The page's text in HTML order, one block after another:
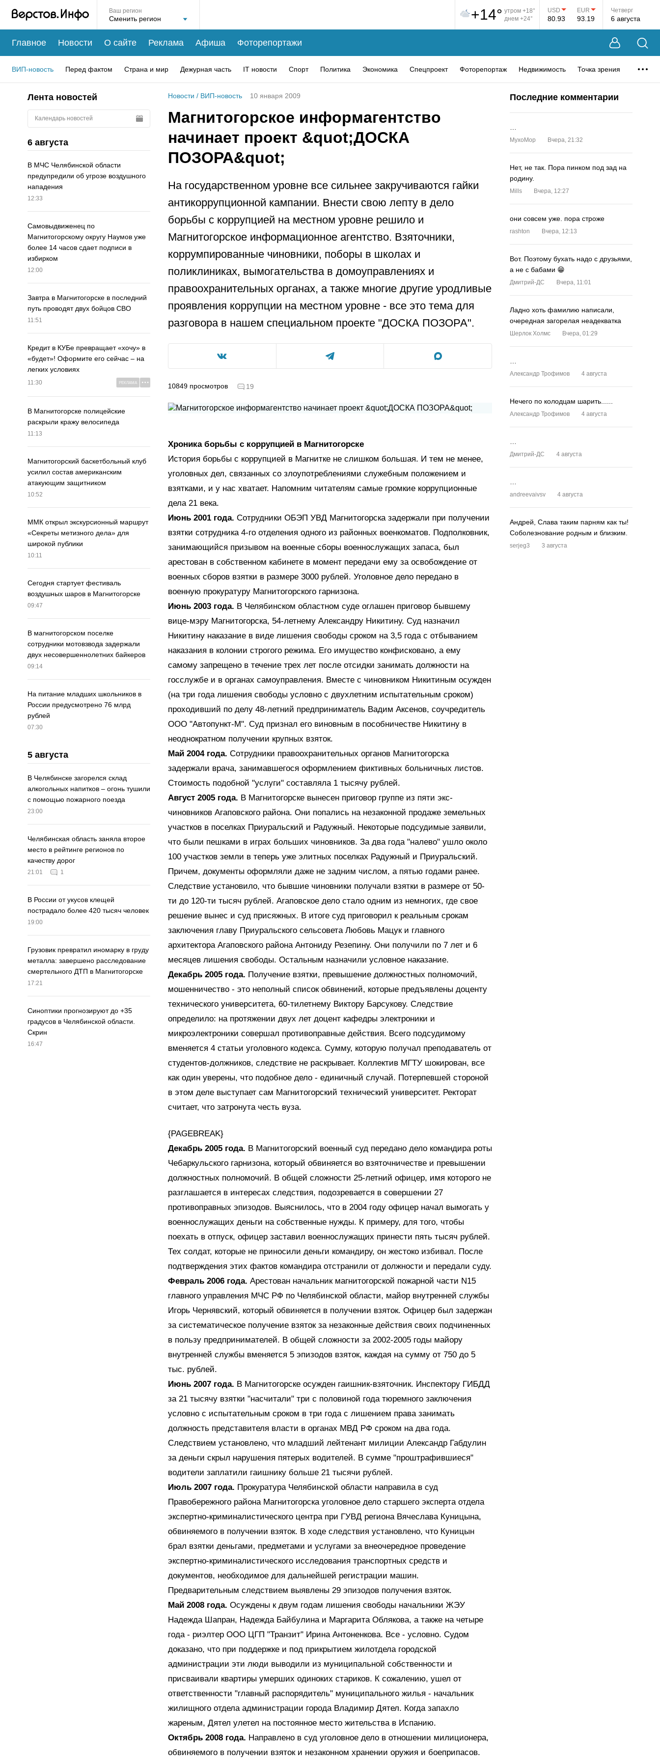
Ваш регион +14° утром +18°
днем +24°
USD
80.93
EUR
93.19
Четверг
6 августа
Главное Новости О сайте Реклама Афиша Фоторепортажи
ВИП-новость Перед фактом Страна и мир Дежурная часть IT новости Спорт Политика Экономика Спецпроект Фоторепортаж Недвижимость Точка зрения
Лента новостей
Календарь новостей
6 августа
В МЧС Челябинской области
предупредили об угрозе воздушного
нападения
12:33
Самовыдвиженец по
Магнитогорскому округу Наумов уже
более 14 часов сдает подписи в
избирком
12:00
Завтра в Магнитогорске в последний
путь проводят двух бойцов СВО
11:51
Кредит в КУБе превращает «хочу» в
«будет»! Оформите его сейчас – на
легких условиях
11:30 РЕКЛАМА
В Магнитогорске полицейские
раскрыли кражу велосипеда
11:13
Магнитогорский баскетбольный клуб
усилил состав американским
атакующим защитником
10:52
ММК открыл экскурсионный маршрут
«Секреты метизного дела» для
широкой публики
10:11
Сегодня стартует фестиваль
воздушных шаров в Магнитогорске
09:47
В магнитогорском поселке
сотрудники мотовзвода задержали
двух несовершеннолетних байкеров
09:14
На питание младших школьников в
России предусмотрено 76 млрд
рублей
07:30
5 августа
В Челябинске загорелся склад
алкогольных напитков – огонь тушили
с помощью пожарного поезда
23:00
Челябинская область заняла второе
место в рейтинге регионов по
качеству дорог
21:01 1
В России от укусов клещей
пострадало более 420 тысяч человек
19:00
Грузовик превратил иномарку в груду
металла: завершено расследование
смертельного ДТП в Магнитогорске
17:21
Синоптики прогнозируют до +35
градусов в Челябинской области.
Скрин
16:47
Новости / ВИП-новость 10 января 2009
Магнитогорское информагентство
начинает проект &quot;ДОСКА
ПОЗОРА&quot;
На государственном уровне все сильнее закручиваются гайки
антикоррупционной кампании. Внести свою лепту в дело
борьбы с коррупцией на местном уровне решило и
Магнитогорское информационное агентство. Взяточники,
коррумпированные чиновники, поборы в школах и
поликлиниках, вымогательства в домоуправлениях и
правоохранительных органах, а также многие другие уродливые
проявления коррупции на местном уровне - все это тема для
разговора в нашем специальном проекте "ДОСКА ПОЗОРА".
10849 просмотров 19
Хроника борьбы с коррупцией в Магнитогорске
История борьбы с коррупцией в Магнитке не слишком большая. И тем не менее,
уголовных дел, связанных со злоупотреблениями служебным положением и
взятками, и у нас хватает. Напомним читателям самые громкие коррупционные
дела 21 века.
Июнь 2001 года. Сотрудники ОБЭП УВД Магнитогорска задержали при получении
взятки сотрудника 4-го отделения одного из районных военкоматов. Подполковник,
занимающийся призывом на военные сборы военнослужащих запаса, был
арестован в собственном кабинете в момент передачи ему за освобождение от
военных сборов взятки в размере 3000 рублей. Уголовное дело передано в
военную прокуратуру Магнитогорского гарнизона.
Июнь 2003 года. В Челябинском областном суде оглашен приговор бывшему
вице-мэру Магнитогорска, 54-летнему Александру Никитину. Суд назначил
Никитину наказание в виде лишения свободы сроком на 3,5 года с отбыванием
наказания в колонии строгого режима. Его имущество конфисковано, а ему
самому запрещено в течение трех лет после отсидки занимать должности на
госслужбе и в органах самоуправления. Вместе с чиновником Никитиным осужден
(на три года лишения свободы условно с двухлетним испытательным сроком)
проходивший по делу 48-летний предприниматель Вадим Аксенов, соучредитель
ООО "Автопункт-М". Суд признал его виновным в пособничестве Никитину в
неоднократном получении крупных взяток.
Май 2004 года. Сотрудники правоохранительных органов Магнитогорска
задержали врача, занимавшегося оформлением фиктивных больничных листов.
Стоимость подобной "услуги" составляла 1 тысячу рублей.
Август 2005 года. В Магнитогорске вынесен приговор группе из пяти экс-
чиновников Агаповского района. Они попались на незаконной продаже земельных
участков в поселках Приуральский и Радужный. Некоторые подсудимые заявили,
что были пешками в играх больших чиновников. За два года "налево" ушло около
100 участков земли в теперь уже элитных поселках Радужный и Приуральский.
Причем, документы оформляли даже не задним числом, а пятью годами ранее.
Следствие установило, что бывшие чиновники получали взятки в размере от 50-
ти до 120-ти тысяч рублей. Агаповское дело стало одним из немногих, где свое
решение вынес и суд присяжных. В итоге суд приговорил к реальным срокам
заключения главу Приуральского сельсовета Любовь Мацук и главного
архитектора Агаповского района Антониду Резепину. Они получили по 7 лет и 6
месяцев лишения свободы. Остальным назначили условное наказание.
Декабрь 2005 года. Получение взятки, превышение должностных полномочий,
мошенничество - это неполный список обвинений, которые предъявлены доценту
технического университета, 60-тилетнему Виктору Барсукову. Следствие
определило: на протяжении двух лет доцент кафедры электроники и
микроэлектроники совершал противоправные действия. Всего подсудимому
вменяется 4 статьи уголовного кодекса. Сумму, которую получал преподаватель от
студентов-должников, следствие не раскрывает. Коллектив МГТУ шокирован, все
как один уверены, что подобное дело - единичный случай. Потерпевшей стороной
в этом деле выступает сам Магнитогорский технический университет. Ректорат
считает, что затронута честь вуза.
{PAGEBREAK}
Декабрь 2005 года. В Магнитогорский военный суд передано дело командира роты
Чебаркульского гарнизона, который обвиняется во взяточничестве и превышении
должностных полномочий. В общей сложности 25-летний офицер, имя которого не
разглашается в интересах следствия, подозревается в совершении 27
противоправных эпизодов. Выяснилось, что в 2004 году офицер начал вымогать у
военнослужащих деньги на собственные нужды. К примеру, для того, чтобы
поехать в отпуск, офицер заставил военнослужащих принести пять тысяч рублей.
Тех солдат, которые не приносили деньги командиру, он жестоко избивал. После
подтверждения этих фактов командира отстранили от должности и передали суду.
Февраль 2006 года. Арестован начальник магнитогорской пожарной части N15
главного управления МЧС РФ по Челябинской области, майор внутренней службы
Игорь Чернявский, который обвиняется в получении взяток. Офицер был задержан
за систематическое получение взяток за незаконные действия своих подчиненных
в пользу предпринимателей. В общей сложности за 2002-2005 годы майору
внутренней службы вменяется 5 эпизодов взяток, каждая на сумму от 750 до 5
тыс. рублей.
Июнь 2007 года. В Магнитогорске осужден гаишник-взяточник. Инспектору ГИБДД
за 21 тысячу взятки "насчитали" три с половиной года тюремного заключения
условно с испытательным сроком в три года с лишением права занимать
должность представителя власти в органах МВД РФ сроком на два года.
Следствием установлено, что младший лейтенант милиции Александр Габдулин
за деньги скрыл нарушения пятерых водителей. В сумме "проштрафившиеся"
водители заплатили гаишнику больше 21 тысячи рублей.
Июль 2007 года. Прокуратура Челябинской области направила в суд
Правобережного района Магнитогорска уголовное дело старшего эксперта отдела
экспертно-криминалистического центра при ГУВД региона Вячеслава Куницына,
обвиняемого в получении взяток. В ходе следствия установлено, что Куницын
брал взятки деньгами, предметами и услугами за внеочередное проведение
экспертно-криминалистического исследования транспортных средств и
документов, необходимое для дальнейшей регистрации машин.
Предварительным следствием выявлены 29 эпизодов получения взяток.
Май 2008 года. Осуждены к двум годам лишения свободы начальники ЖЭУ
Надежда Шапран, Надежда Байбулина и Маргарита Облякова, а также на четыре
года - риэлтер ООО ЦГП "Транзит" Ирина Антоненкова. Все - условно. Судом
доказано, что при поддержке и под прикрытием жилотдела городской
администрации эти люди выводили из муниципальной собственности и
присваивали квартиры умерших одиноких стариков. К сожалению, ушел от
ответственности "главный распорядитель" муниципального жилья - начальник
жилищного отдела администрации города Владимир Дятел. Когда запахло
жареным, Дятел улетел на постоянное место жительства в Испанию.
Октябрь 2008 года. Направлено в суд уголовное дело в отношении милиционера,
обвиняемого в получении взяток и незаконном хранении оружия и боеприпасов.
Последние комментарии
MyxoMop Вчера, 21:32
Нет, не так. Пора пинком под зад на
родину.
Mills Вчера, 12:27
они совсем уже. пора строже
rashton Вчера, 12:13
Вот. Поэтому бухать надо с друзьями,
а не с бабами 😁
Дмитрий-ДС Вчера, 11:01
Ладно хоть фамилию написали,
очередная загорелая неадекватка
Шерлок Холмс Вчера, 01:29
Александр Трофимов 4 августа
Нечего по колодцам шарить......
Александр Трофимов 4 августа
Дмитрий-ДС 4 августа
andreevaivsv 4 августа
Андрей, Слава таким парням как ты!
Соболезнование родным и близким.
serjeg3 3 августа